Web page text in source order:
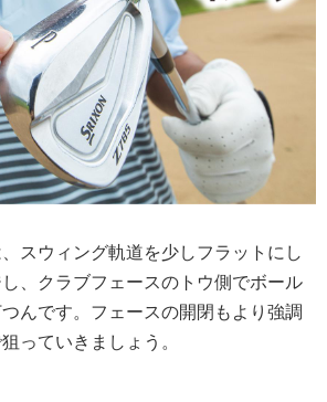
スウィング軌道を少しフラットにし
、クラブフェースのトウ側でボール
んです。フェースの開閉もより強調
っていきましょう。